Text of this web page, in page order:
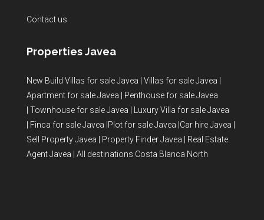
Contact us
Properties Javea
New Build Villas for sale Javea Villas for sale Javea
Apartment for sale Javea
Penthouse for sale Javea
Townhouse for sale Javea
Luxury Villa for sale Javea
Finca for sale Javea Plot for sale Javea Car hire Javea
Sell Property Javea
Property Finder Javea
Real Estate
Agent Javea
All destinations Costa Blanca North